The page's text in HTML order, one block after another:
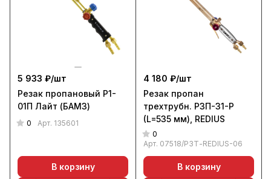
5 933 ₽/шт
Резак пропановый Р1-
01П Лайт (БАМЗ)
0 Арт. 135601
В корзину
4 180 ₽/шт
Резак пропан
трехтрубн. Р3П-31-Р
(L=535 мм), REDIUS
0
Арт. 07518/Р3Т-REDIUS-06
В корзину